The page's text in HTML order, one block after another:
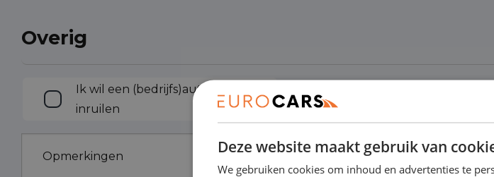
Overig
Ik wil een (bedrijfs)auto
inruilen
Opmerkingen Deze website maakt gebruik van
We gebruiken cookies om inhoud en advertenties te